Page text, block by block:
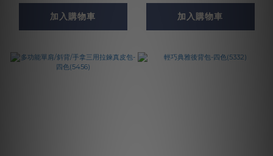
加入購物車 加入購物車